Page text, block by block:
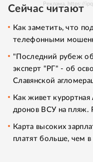
Реклама. https://
Сейчас читают
Как заметить, что
телефонными
"Последний рубеж
эксперт "РГ" - об
Славянской
Как живет
дронов ВСУ на пляж.
Карта высоких
платят больше, чем